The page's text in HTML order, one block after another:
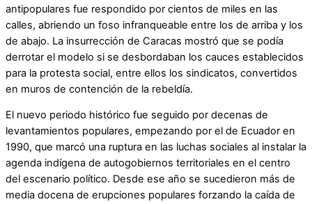
antipopulares fue respondido por cientos de miles en las
calles, abriendo un foso infranqueable entre los de arriba y los
de abajo. La insurrección de Caracas mostró que se podía
derrotar el modelo si se desbordaban los cauces establecidos
para la protesta social, entre ellos los sindicatos, convertidos
en muros de contención de la rebeldía.
El nuevo periodo histórico fue seguido por decenas de
levantamientos populares, empezando por el de Ecuador en
1990, que marcó una ruptura en las luchas sociales al instalar la
agenda indígena de autogobiernos territoriales en el centro
del escenario político. Desde ese año se sucedieron más de
media docena de erupciones populares forzando la caída de